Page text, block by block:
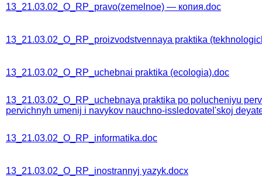
13_21.03.02_O_RP_pravo(zemelnoe) — копия.doc
13_21.03.02_O_RP_proizvodstvennaya praktika
13_21.03.02_O_RP_uchebnai praktika (ecologia).doc
13_21.03.02_O_RP_uchebnaya praktika po polucheniyu
pervichnyh umenij i navykov nauchno-issledovatel'skoj
13_21.03.02_О_RP_informatika.doc
13_21.03.02_О_RP_inostrannyj yazyk.docx